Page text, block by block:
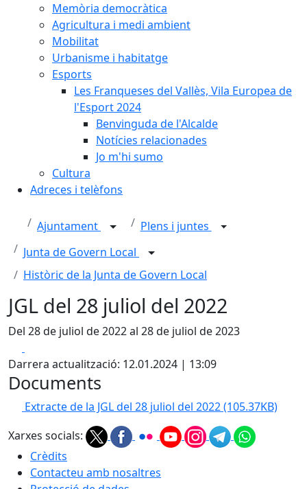
Memòria democràtica
Agricultura i medi ambient
Mobilitat
Urbanisme i habitatge
Esports
Les Franqueses del Vallès, Vila Europea de
l'Esport 2024
Benvinguda de l'Alcalde
Notícies relacionades
Jo m'hi sumo
Cultura
Adreces i telèfons
Ajuntament
Plens i juntes
Junta de Govern Local
Històric de la Junta de Govern Local
JGL del 28 juliol del 2022
Del 28 de juliol de 2022 al 28 de juliol de 2023
Darrera actualització: 12.01.2024 | 13:09
Documents
Extracte de la JGL del 28 juliol del 2022(105.37KB)
Xarxes socials:
Crèdits
Contacteu amb nosaltres